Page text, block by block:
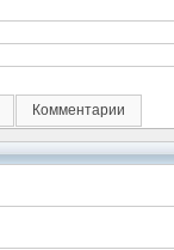
Комментарии